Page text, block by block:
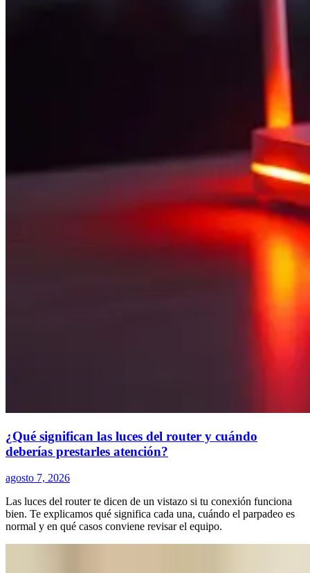
¿Qué significan las luces del router y cuándo
deberías prestarles atención?
agosto 7, 2026
Las luces del router te dicen de un vistazo si tu conexión funciona
bien. Te explicamos qué significa cada una, cuándo el parpadeo es
normal y en qué casos conviene revisar el equipo.